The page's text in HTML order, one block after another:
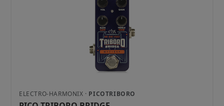
ELECTRO-HARMONIX · PICOTRIBORO